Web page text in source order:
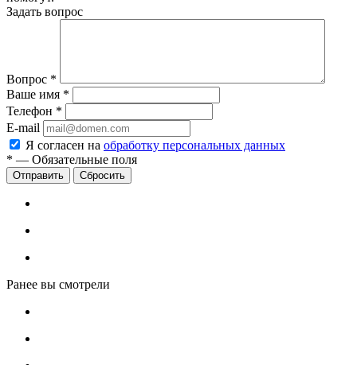
Задать вопрос
Вопрос *
Ваше имя *
Телефон *
E-mail
Я согласен на обработку персональных данных
* — Обязательные поля
Сбросить
Ранее вы смотрели